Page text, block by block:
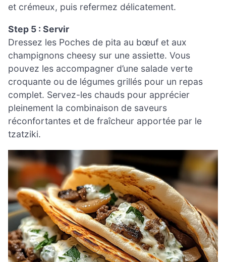
et crémeux, puis refermez délicatement.
Step 5 : Servir
Dressez les Poches de pita au bœuf et aux
champignons cheesy sur une assiette. Vous
pouvez les accompagner d’une salade verte
croquante ou de légumes grillés pour un repas
complet. Servez-les chauds pour apprécier
pleinement la combinaison de saveurs
réconfortantes et de fraîcheur apportée par le
tzatziki.